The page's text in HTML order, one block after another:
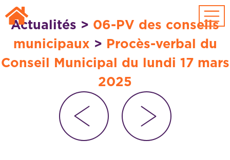
Passer au contenu principal
Actualités > 06-PV des conseils
municipaux > Procès-verbal du
Conseil Municipal du lundi 17 mars
2025